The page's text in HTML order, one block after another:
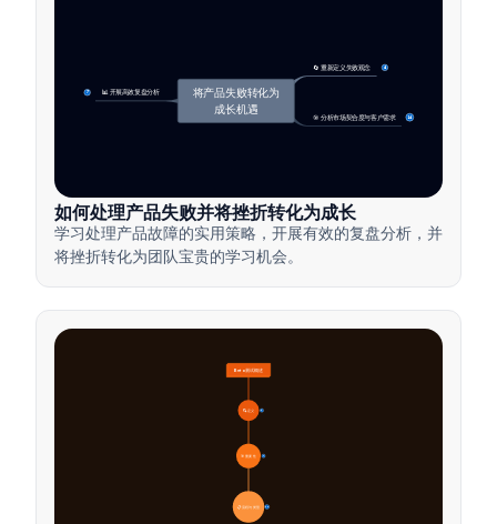
🔄 重新定义失败观念 4
📊 开展高效复盘分析
7
🎯 分析市场契合度与客户需求 14
将产品失败转化为
成长机遇
如何处理产品失败并将挫折转化为成长
学习处理产品故障的实用策略，开展有效的复盘分析，并
将挫折转化为团队宝贵的学习机会。
🔍 定义 4
🎯 重要性 7
📋 流程与类型
Beta测试概述